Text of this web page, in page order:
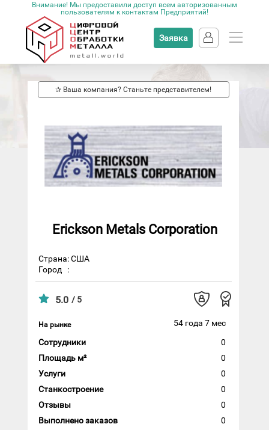
Внимание! Мы предоставили доступ всем авторизованным
пользователям к контактам Предприятий!
Заявка
✰ Ваша компания? Станьте представителем!
Erickson Metals Corporation
Страна: США
Город
:
5.0 / 5
На рынке
54 года 7 мес
Сотрудники
0
Площадь м²
0
Услуги
0
Станкостроение
0
Отзывы
0
Выполнено заказов
0